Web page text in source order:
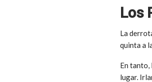
Los
La
quinta a
En tanto,
lugar.